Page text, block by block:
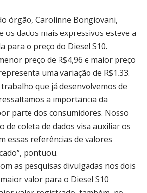
órgão, Carolinne Bongiovani,
os dados mais expressivos esteve a
para o preço do Diesel S10.
preço de R$4,96 e maior preço
uma variação de R$1,33.
que já desenvolvemos de
a importância da
parte dos consumidores. Nosso
de coleta de dados visa auxiliar os
essas referências de valores
pontuou.
as pesquisas divulgadas nos dois
valor para o Diesel S10